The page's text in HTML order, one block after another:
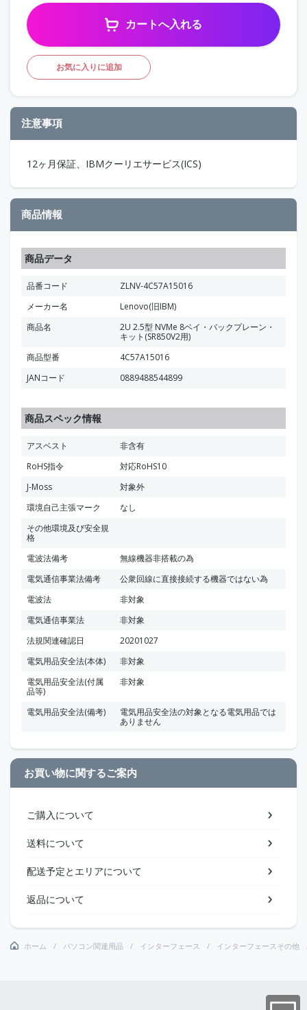
カートへ入れる
お気に入りに追加
注意事項
12ヶ月保証、IBMクーリエサービス(ICS)
商品情報
商品データ
品番コード
ZLNV-4C57A15016
メーカー名
Lenovo(旧IBM)
商品名
2U 2.5型 NVMe 8ベイ・バックプレーン・
キット(SR850V2用)
商品型番
4C57A15016
JANコード
0889488544899
商品スペック情報
アスベスト
非含有
RoHS指令
対応RoHS10
J-Moss
対象外
環境自己主張マーク
なし
その他環境及び安全規
格
電波法備考
無線機器非搭載の為
電気通信事業法備考
公衆回線に直接接続する機器ではない為
電波法
非対象
電気通信事業法
非対象
法規関連確認日
20201027
電気用品安全法(本体)
非対象
電気用品安全法(付属
品等)
非対象
電気用品安全法(備考)
電気用品安全法の対象となる電気用品では
ありません
お買い物に関するご案内
ご購入について
送料について
配送予定とエリアについて
返品について
ホーム パソコン関連用品 インターフェース インターフェースその他